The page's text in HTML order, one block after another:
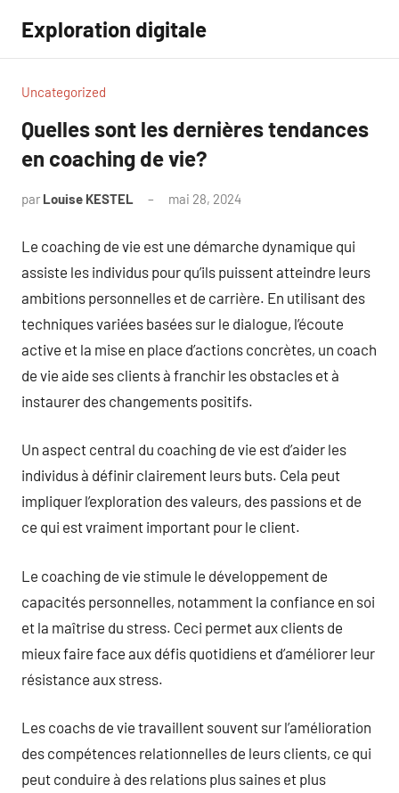
contenu
Exploration digitale
Uncategorized
Quelles sont les dernières tendances
en coaching de vie?
par Louise KESTEL mai 28, 2024
Le coaching de vie est une démarche dynamique qui
assiste les individus pour qu’ils puissent atteindre leurs
ambitions personnelles et de carrière. En utilisant des
techniques variées basées sur le dialogue, l’écoute
active et la mise en place d’actions concrètes, un coach
de vie aide ses clients à franchir les obstacles et à
instaurer des changements positifs.
Un aspect central du coaching de vie est d’aider les
individus à définir clairement leurs buts. Cela peut
impliquer l’exploration des valeurs, des passions et de
ce qui est vraiment important pour le client.
Le coaching de vie stimule le développement de
capacités personnelles, notamment la confiance en soi
et la maîtrise du stress. Ceci permet aux clients de
mieux faire face aux défis quotidiens et d’améliorer leur
résistance aux stress.
Les coachs de vie travaillent souvent sur l’amélioration
des compétences relationnelles de leurs clients, ce qui
peut conduire à des relations plus saines et plus